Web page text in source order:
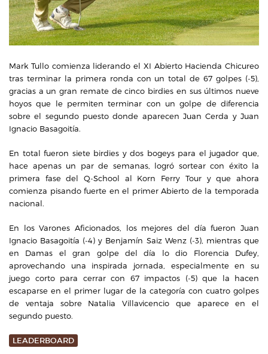
Mark Tullo comienza liderando el XI Abierto Hacienda Chicureo
tras terminar la primera ronda con un total de 67 golpes (-5),
gracias a un gran remate de cinco birdies en sus últimos nueve
hoyos que le permiten terminar con un golpe de diferencia
sobre el segundo puesto donde aparecen Juan Cerda y Juan
Ignacio Basagoitía.
En total fueron siete birdies y dos bogeys para el jugador que,
hace apenas un par de semanas, logró sortear con éxito la
primera fase del Q-School al Korn Ferry Tour y que ahora
comienza pisando fuerte en el primer Abierto de la temporada
nacional.
En los Varones Aficionados, los mejores del día fueron Juan
Ignacio Basagoitía (-4) y Benjamín Saiz Wenz (-3), mientras que
en Damas el gran golpe del día lo dio Florencia Dufey,
aprovechando una inspirada jornada, especialmente en su
juego corto para cerrar con 67 impactos (-5) que la hacen
escaparse en el primer lugar de la categoría con cuatro golpes
de ventaja sobre Natalia Villavicencio que aparece en el
segundo puesto.
LEADERBOARD